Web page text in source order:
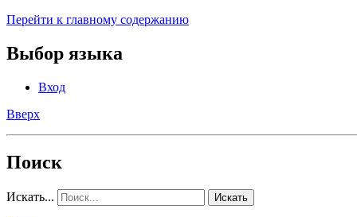
Перейти к главному содержанию
Выбор языка
Вход
Вверх
Поиск
Искать... Искать